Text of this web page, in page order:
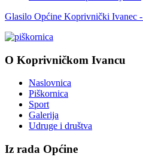
Glasilo Općine Koprivnički Ivanec -
O Koprivničkom Ivancu
Naslovnica
Piškornica
Sport
Galerija
Udruge i društva
Iz rada Općine